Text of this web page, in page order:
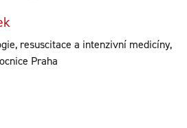
resuscitace a intenzivní medicíny,
Praha